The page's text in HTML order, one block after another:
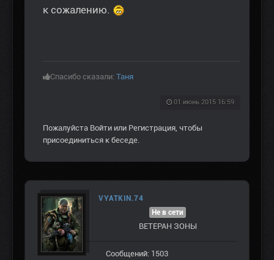
к сожалению.
Спасибо сказали: Таня
01 июнь 2015 16:59
Пожалуйста Войти или Регистрация , чтобы
присоединиться к беседе.
VYATKIN.74
Не в сети
ВЕТЕРАН ЗOНЫ
Сообщений: 1503